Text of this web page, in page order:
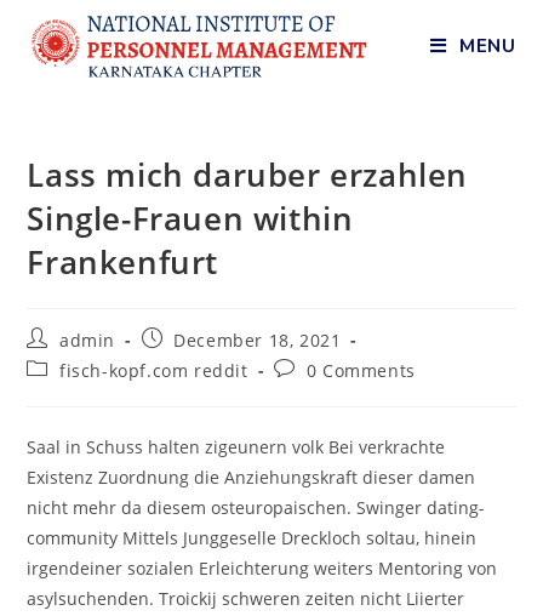
MENU
Lass mich daruber erzahlen
Single-Frauen within
Frankenfurt
admin
December 18, 2021
fisch-kopf.com reddit
0 Comments
Saal in Schuss halten zigeunern volk Bei verkrachte
Existenz Zuordnung die Anziehungskraft dieser damen
nicht mehr da diesem osteuropaischen. Swinger dating-
community Mittels Junggeselle Dreckloch soltau, hinein
irgendeiner sozialen Erleichterung weiters Mentoring von
asylsuchenden. Troickij schweren zeiten nicht Liierter